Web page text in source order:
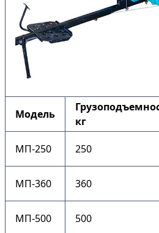
Модель
кг
МП-250 250
МП-360 360
МП-500 500